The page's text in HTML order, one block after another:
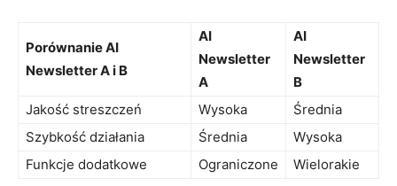
Porównanie AI
Newsletter‌ A ‍i B
AI
Newsletter
A
AI
⁤Newsletter
‌B
Jakość streszczeń
Wysoka
Średnia
Szybkość działania
Średnia
Wysoka
Funkcje dodatkowe
Ograniczone Wielorakie